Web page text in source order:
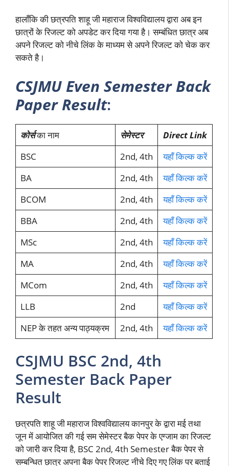
हालाँकि की छत्रपति शाहू जी महाराज विश्वविद्यालय द्वारा अब इन
छात्रों के रिजल्ट को अपडेट कर दिया गया है। सम्बंधित छात्र अब
अपने रिजल्ट को नीचे लिंक के माध्यम से अपने रिजल्ट को चेक कर
सकते है।
CSJMU Even Semester Back
Paper Result:
कोर्सका नाम सेमेस्टर
Direct Link
BSC
2nd, 4th
यहाँ किल्क करें
BA
2nd, 4th
यहाँ किल्क करें
BCOM
2nd, 4th
यहाँ किल्क करें
BBA
2nd, 4th
यहाँ किल्क करें
MSc
2nd, 4th
यहाँ किल्क करें
MA
2nd, 4th
यहाँ किल्क करें
MCom
2nd, 4th
यहाँ किल्क करें
LLB
2nd
यहाँ किल्क करें
NEP के तहत अन्य पाठ्यक्रम
2nd, 4th यहाँ किल्क करें
CSJMU BSC 2nd, 4th
Semester Back Paper
Result
छत्रपति शाहू जी महाराज विश्वविद्यालय कानपुर के द्वारा मई तथा
जून में आयोजित की गई सम सेमेस्टर बैक पेपर के एग्जाम का रिजल्ट
को जारी कर दिया है, BSC 2nd, 4th Semester बैक पेपर से
सम्बन्धित छात्र अपना बैक पेपर रिजल्ट नीचे दिए गए लिंक पर बताई